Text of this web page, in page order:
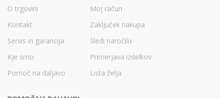
O trgovini
Kontakt
Servis in garancija
Kje smo
Pomoč na daljavo
Moj račun
Zaključek nakupa
Sledi naročilu
Primerjava izdelkov
Lista želja